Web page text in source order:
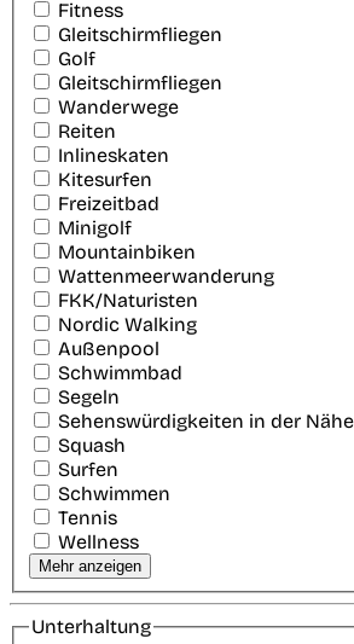
Fitness
Gleitschirmfliegen
Golf
Gleitschirmfliegen
Wanderwege
Reiten
Inlineskaten
Kitesurfen
Freizeitbad
Minigolf
Mountainbiken
Wattenmeerwanderung
FKK/Naturisten
Nordic Walking
Außenpool
Schwimmbad
Segeln
Sehenswürdigkeiten in der Nähe
Squash
Surfen
Schwimmen
Tennis
Wellness
Mehr anzeigen
Unterhaltung